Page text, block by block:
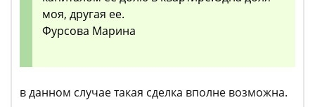
моя, другая ее.
Фурсова Марина
в данном случае такая сделка вполне возможна.